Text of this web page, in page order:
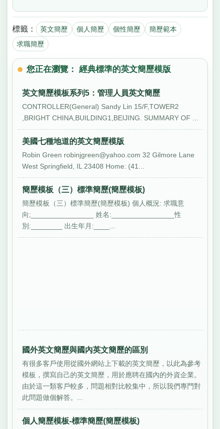
標籤： 英文簡歷 個人簡歷 個性簡歷
簡歷範本
求職簡歷
您正在瀏覽： 經典標準的英文簡歷模版
英文簡歷模板系列5：管理人員英文簡歷
CONTROLLER(General) Sandy Lin 15/F,TOWER2
,BRIGHT CHINA,BUILDING1,BEIJING. SUMMARY OF ...
美國七種地道的英文簡歷模版
Robin Green robinjgreen@yahoo.com 32 Gilmore Lane
West Springfield, IL 23408 Home: (41...
簡歷模板（三）標準簡歷(簡歷模板)
簡歷模板（三）標準簡歷(簡歷模板) 個人概況: 求職意
向;________________ 姓名:________________性
別:________ 出生年月:____...
國外英文簡歷與國內英文簡歷的區別
有很多客戶使用從國外網站上下載的英文簡歷，以此為參考
模板，撰寫自己的英文簡歷，用於應聘在國內的外資企業。
由於這一類客戶較多，問題相對比較集中，所以我們專門對
此問題做個解答。...
個人簡歷模板-標準簡歷(簡歷模板)